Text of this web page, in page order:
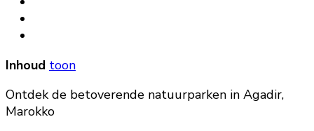
Inhoud toon
Ontdek de betoverende natuurparken in Agadir,
Marokko